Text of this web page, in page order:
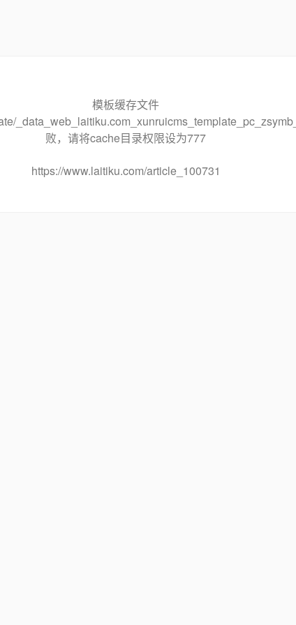
模板缓存文件
败，请将cache目录权限设为777
https://www.laitiku.com/article_100731